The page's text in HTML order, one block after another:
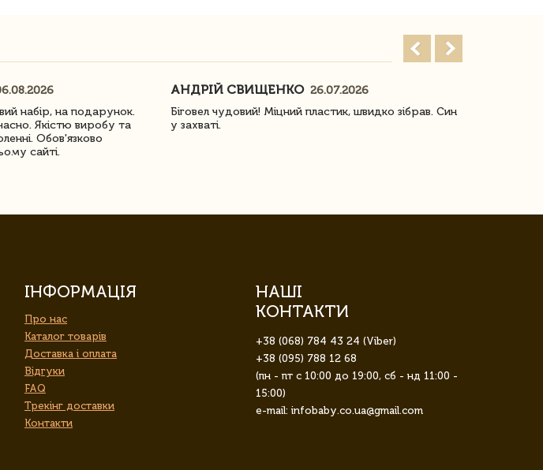
набір, на подарунок.
Якістю виробу та
Обов'язково
сайті.
АНДРІЙ СВИЩЕНКО 26.07.2026
Біговел чудовий! Міцний пластик, швидко зібрав. Син
у захваті.
ІНФОРМАЦІЯ
Про нас
Каталог товарів
Доставка і оплата
Відгуки
FAQ
Трекінг доставки
Контакти
НАШІ
КОНТАКТИ
+38 (068) 784 43 24 (Viber)
+38 (095) 788 12 68
(пн - пт с 10:00 до 19:00, сб - нд 11:00 -
15:00)
e-mail: infobaby.co.ua@gmail.com